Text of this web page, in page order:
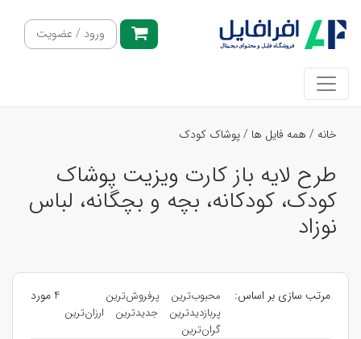
ورود / عضویت
خانه / همه فایل ها /پوشاک کودک
طرح لایه باز کارت ویزیت پوشاک
کودک، کودکانه، بچه و بچگانه، لباس
نوزاد
مرتب سازی بر اساس: محبوب‌ترین
پرفروش‌ترین
پربازدیدترین
جدیدترین
ارزان‌ترین
گران‌ترین
4 مورد